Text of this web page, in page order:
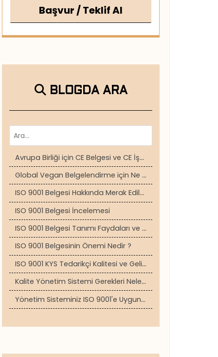
Başvur / Teklif Al
BLOGDA ARA
Avrupa Birliği için CE Belgesi ve CE İşareti
Global Vegan Belgelendirme için Ne Yapmalısınız ?
ISO 9001 Belgesi Hakkında Merak Edilenler
ISO 9001 Belgesi İncelemesi
ISO 9001 Belgesi Tanımı Faydaları ve Nasıl Alınır ?
ISO 9001 Belgesinin Önemi Nedir ?
ISO 9001 KYS Tedarikçi Kalitesi ve Geliştirmesi ?
Kalite Yönetim Sistemi Gerekleri Nelerdir ?
Yönetim Sisteminiz ISO 9001'e Uygun mu ?
Vinçlerin Periyodik Kontrollerinin Yararları